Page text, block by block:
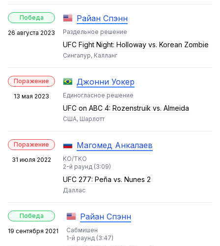
Победа
26 августа 2023
Райан Спэнн
Раздельное решение
UFC Fight Night: Holloway vs. Korean Zombie
Сингапур, Калланг
Поражение
13 мая 2023
Джонни Уокер
Единогласное решение
UFC on ABC 4: Rozenstruik vs. Almeida
США, Шарлотт
Поражение
31 июля 2022
Магомед Анкалаев
KO/TKO
2-й раунд (3:09)
UFC 277: Peña vs. Nunes 2
Даллас
Победа
19 сентября 2021
Райан Спэнн
Сабмишен
1-й раунд (3:47)